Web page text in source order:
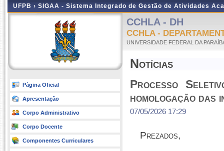
UFPB › SIGAA - Sistema Integrado de Gestão de Atividades
Página Oficial
Apresentação
Corpo Administrativo
Corpo Docente
Componentes Curriculares
CCHLA - DH
CCHLA -
UNIVERSIDADE FEDERAL DA
Notícias
Processo
homologação das
07/05/2026 17:29
Prezados,